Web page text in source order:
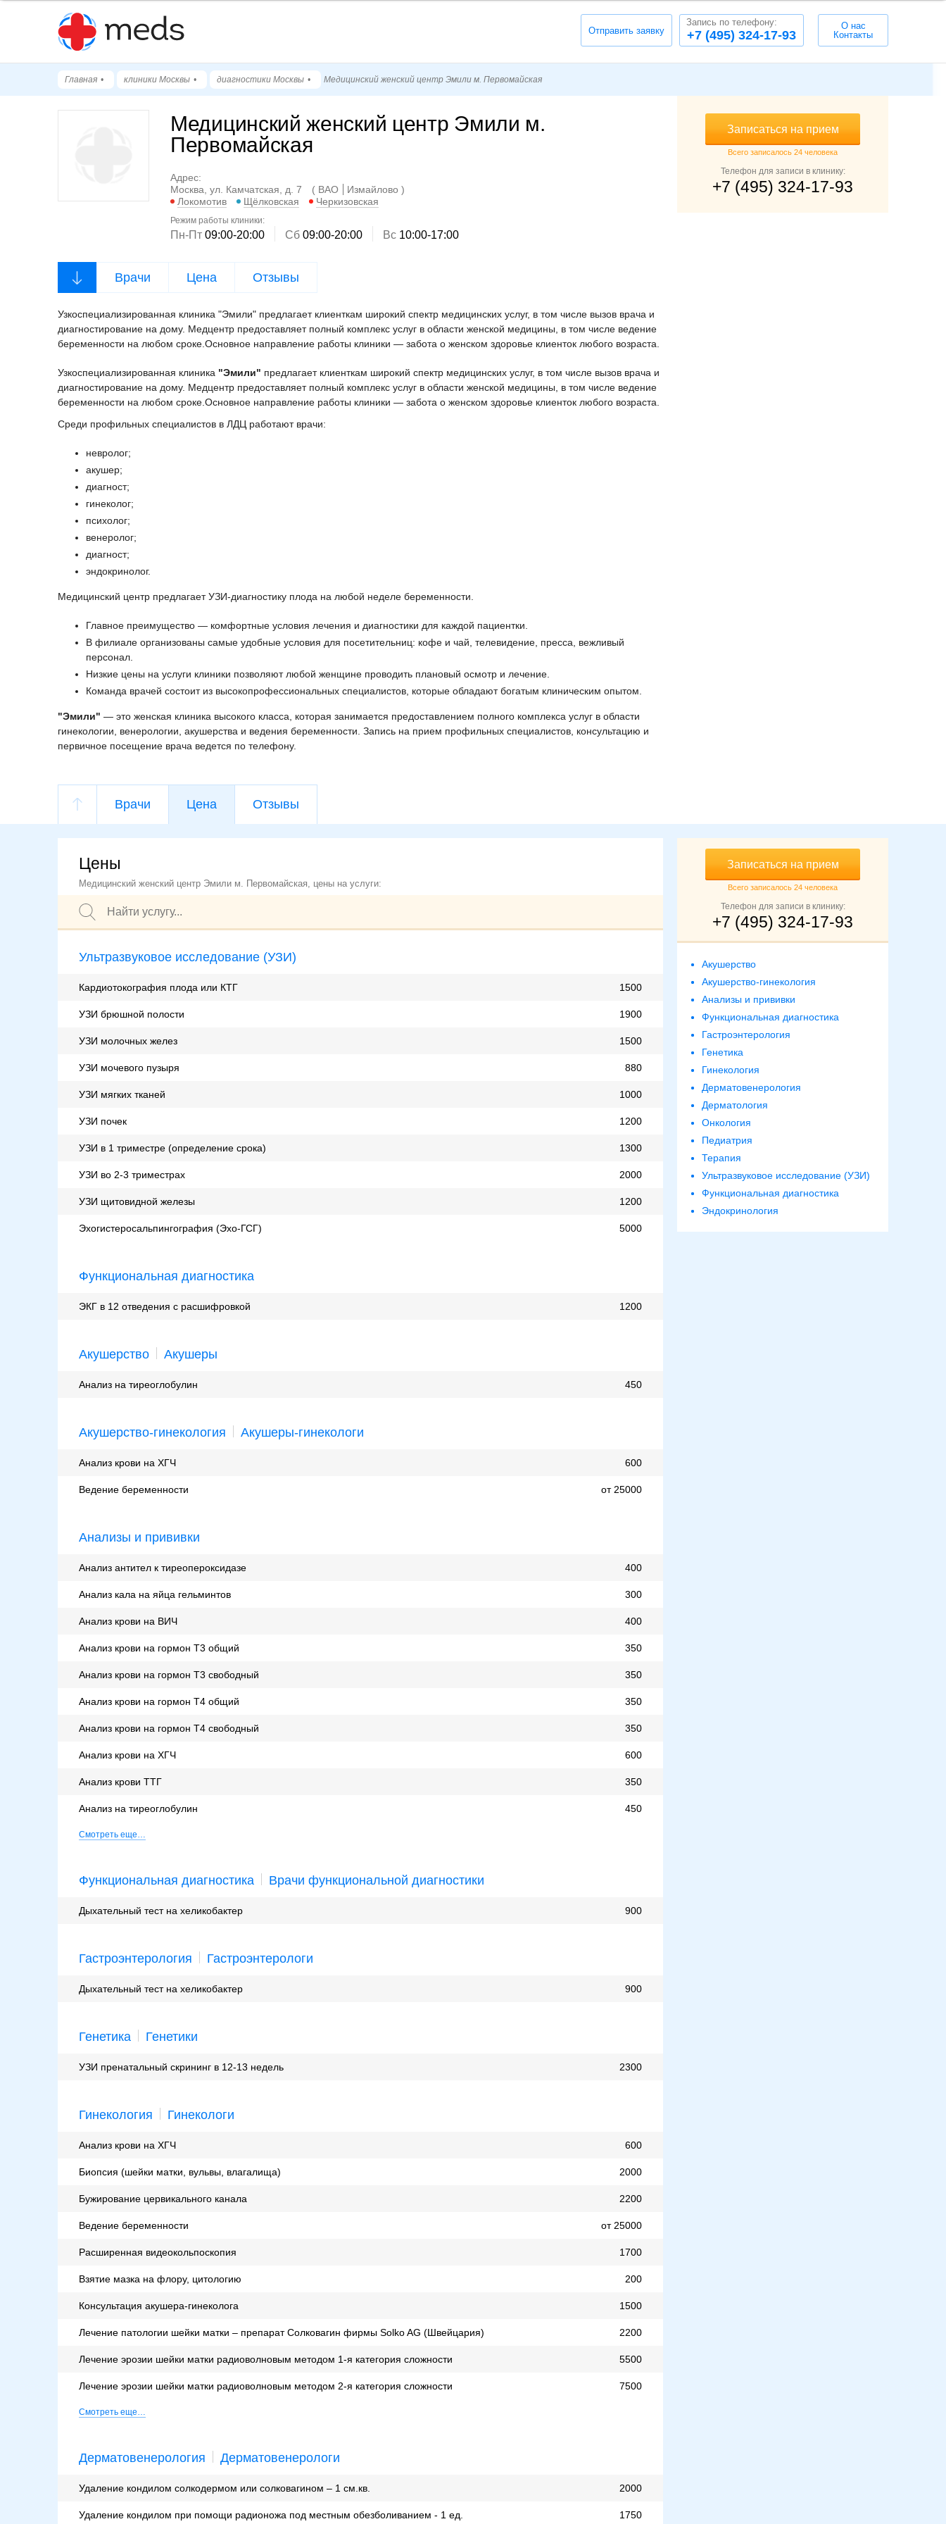
Отправить заявку +7 (495) 324-17-93
Запись по телефону:
О нас
Контакты
Главная клиники Москвы диагностики Москвы Медицинский женский центр Эмили м. Первомайская
Медицинский женский центр Эмили м.
Первомайская
Адрес:
Москва, ул. Камчатская, д. 7
ВАО
Измайлово
Локомотив
Щёлковская Черкизовская
Режим работы клиники:
Пн-Пт 09:00-20:00 Cб 09:00-20:00 Вс 10:00-17:00
Записаться на прием
Всего записалось 24 человека
Телефон для записи в клинику:
+7 (495) 324-17-93
Врачи Цена Отзывы
Узкоспециализированная клиника "Эмили" предлагает клиенткам широкий спектр медицинских услуг, в том числе вызов врача и
диагностирование на дому. Медцентр предоставляет полный комплекс услуг в области женской медицины, в том числе ведение
беременности на любом сроке.Основное направление работы клиники — забота о женском здоровье клиенток любого возраста.
Узкоспециализированная клиника "Эмили" предлагает клиенткам широкий спектр медицинских услуг, в том числе вызов врача и
диагностирование на дому. Медцентр предоставляет полный комплекс услуг в области женской медицины, в том числе ведение
беременности на любом сроке.Основное направление работы клиники — забота о женском здоровье клиенток любого возраста.
Среди профильных специалистов в ЛДЦ работают врачи:
невролог;
акушер;
диагност;
гинеколог;
психолог;
венеролог;
диагност;
эндокринолог.
Медицинский центр предлагает УЗИ-диагностику плода на любой неделе беременности.
Главное преимущество — комфортные условия лечения и диагностики для каждой пациентки.
В филиале организованы самые удобные условия для посетительниц: кофе и чай, телевидение, пресса, вежливый
персонал.
Низкие цены на услуги клиники позволяют любой женщине проводить плановый осмотр и лечение.
Команда врачей состоит из высокопрофессиональных специалистов, которые обладают богатым клиническим опытом.
"Эмили" — это женская клиника высокого класса, которая занимается предоставлением полного комплекса услуг в области
гинекологии, венерологии, акушерства и ведения беременности. Запись на прием профильных специалистов, консультацию и
первичное посещение врача ведется по телефону.
Врачи Цена Отзывы
Цены
Медицинский женский центр Эмили м. Первомайская, цены на услуги:
Ультразвуковое исследование (УЗИ)
Кардиотокография плода или КТГ 1500
УЗИ брюшной полости 1900
УЗИ молочных желез 1500
УЗИ мочевого пузыря 880
УЗИ мягких тканей 1000
УЗИ почек 1200
УЗИ в 1 триместре (определение срока) 1300
УЗИ во 2-3 триместрах 2000
УЗИ щитовидной железы 1200
Эхогистеросальпингография (Эхо-ГСГ) 5000
Функциональная диагностика
ЭКГ в 12 отведения с расшифровкой 1200
Акушерство Акушеры
Анализ на тиреоглобулин 450
Акушерство-гинекология Акушеры-гинекологи
Анализ крови на ХГЧ 600
Ведение беременности от 25000
Анализы и прививки
Анализ антител к тиреопероксидазе 400
Анализ кала на яйца гельминтов 300
Анализ крови на ВИЧ 400
Анализ крови на гормон Т3 общий 350
Анализ крови на гормон Т3 свободный 350
Анализ крови на гормон Т4 общий 350
Анализ крови на гормон Т4 свободный 350
Анализ крови на ХГЧ 600
Анализ крови ТТГ 350
Анализ на тиреоглобулин 450
Смотреть еще…
Функциональная диагностика Врачи функциональной диагностики
Дыхательный тест на хеликобактер 900
Гастроэнтерология Гастроэнтерологи
Дыхательный тест на хеликобактер 900
Генетика Генетики
УЗИ пренатальный скрининг в 12-13 недель 2300
Гинекология Гинекологи
Анализ крови на ХГЧ 600
Биопсия (шейки матки, вульвы, влагалища) 2000
Бужирование цервикального канала 2200
Ведение беременности от 25000
Расширенная видеокольпоскопия 1700
Взятие мазка на флору, цитологию 200
Консультация акушера-гинеколога 1500
Лечение патологии шейки матки – препарат Солковагин фирмы Solko AG (Швейцария) 2200
Лечение эрозии шейки матки радиоволновым методом 1-я категория сложности 5500
Лечение эрозии шейки матки радиоволновым методом 2-я категория сложности 7500
Смотреть еще…
Дерматовенерология Дерматовенерологи
Удаление кондилом солкодермом или солковагином – 1 см.кв. 2000
Удаление кондилом при помощи радионожа под местным обезболиванием - 1 ед. 1750
Записаться на прием
Всего записалось 24 человека
Телефон для записи в клинику:
+7 (495) 324-17-93
Акушерство
Акушерство-гинекология
Анализы и прививки
Функциональная диагностика
Гастроэнтерология
Генетика
Гинекология
Дерматовенерология
Дерматология
Онкология
Педиатрия
Терапия
Ультразвуковое исследование (УЗИ)
Функциональная диагностика
Эндокринология